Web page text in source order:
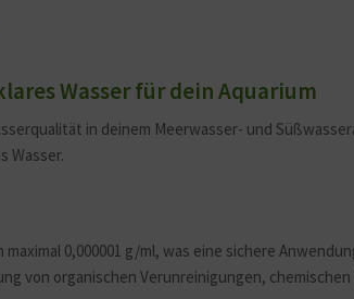
Wasser für dein Aquarium
in deinem Meerwasser- und
Wasser.
0,000001 g/ml, was eine sichere
von organischen Verunreinigungen,